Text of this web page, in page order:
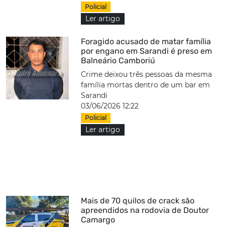
Policial
Ler artigo
Foragido acusado de matar família
por engano em Sarandi é preso em
Balneário Camboriú
Crime deixou três pessoas da mesma
família mortas dentro de um bar em
Sarandi
03/06/2026 12:22
Policial
Ler artigo
Mais de 70 quilos de crack são
apreendidos na rodovia de Doutor
Camargo